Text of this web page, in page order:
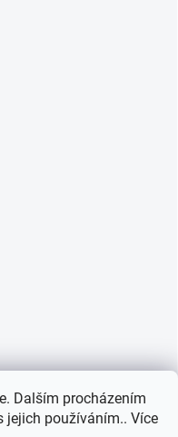
Dalším procházením
jejich používáním.. Více